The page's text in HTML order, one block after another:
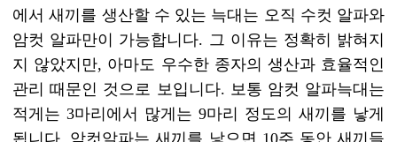
에서 새끼를 생산할 수 있는 늑대는 오직 수컷 알파와
암컷 알파만이 가능합니다. 그 이유는 정확히 밝혀지
지 않았지만, 아마도 우수한 종자의 생산과 효율적인
관리 때문인 것으로 보입니다. 보통 암컷 알파늑대는
적게는 3마리에서 많게는 9마리 정도의 새끼를 낳게
됩니다. 암컷알파는 새끼를 낳으면 10주 동안 새끼들